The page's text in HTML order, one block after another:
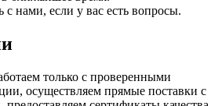
с нами, если у вас есть вопросы.
только с проверенными
осуществляем прямые поставки с